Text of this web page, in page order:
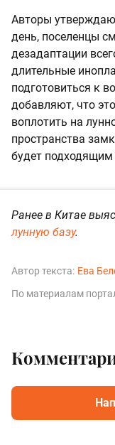
Авторы
день, поселенцы
дезадаптации
длительные
подготовиться к
добавляют, что
воплотить на
пространства
будет
Ранее в Китае
лунную базу.
Автор текста: Ева
По материалам